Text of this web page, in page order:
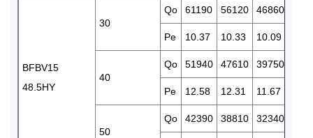
BFBV15
48.5HY
30
Qo 61190 56120 46860
Pe 10.37 10.33 10.09
40
Qo 51940 47610 39750
Pe 12.58 12.31 11.67
50
Qo 42390 38810 32340